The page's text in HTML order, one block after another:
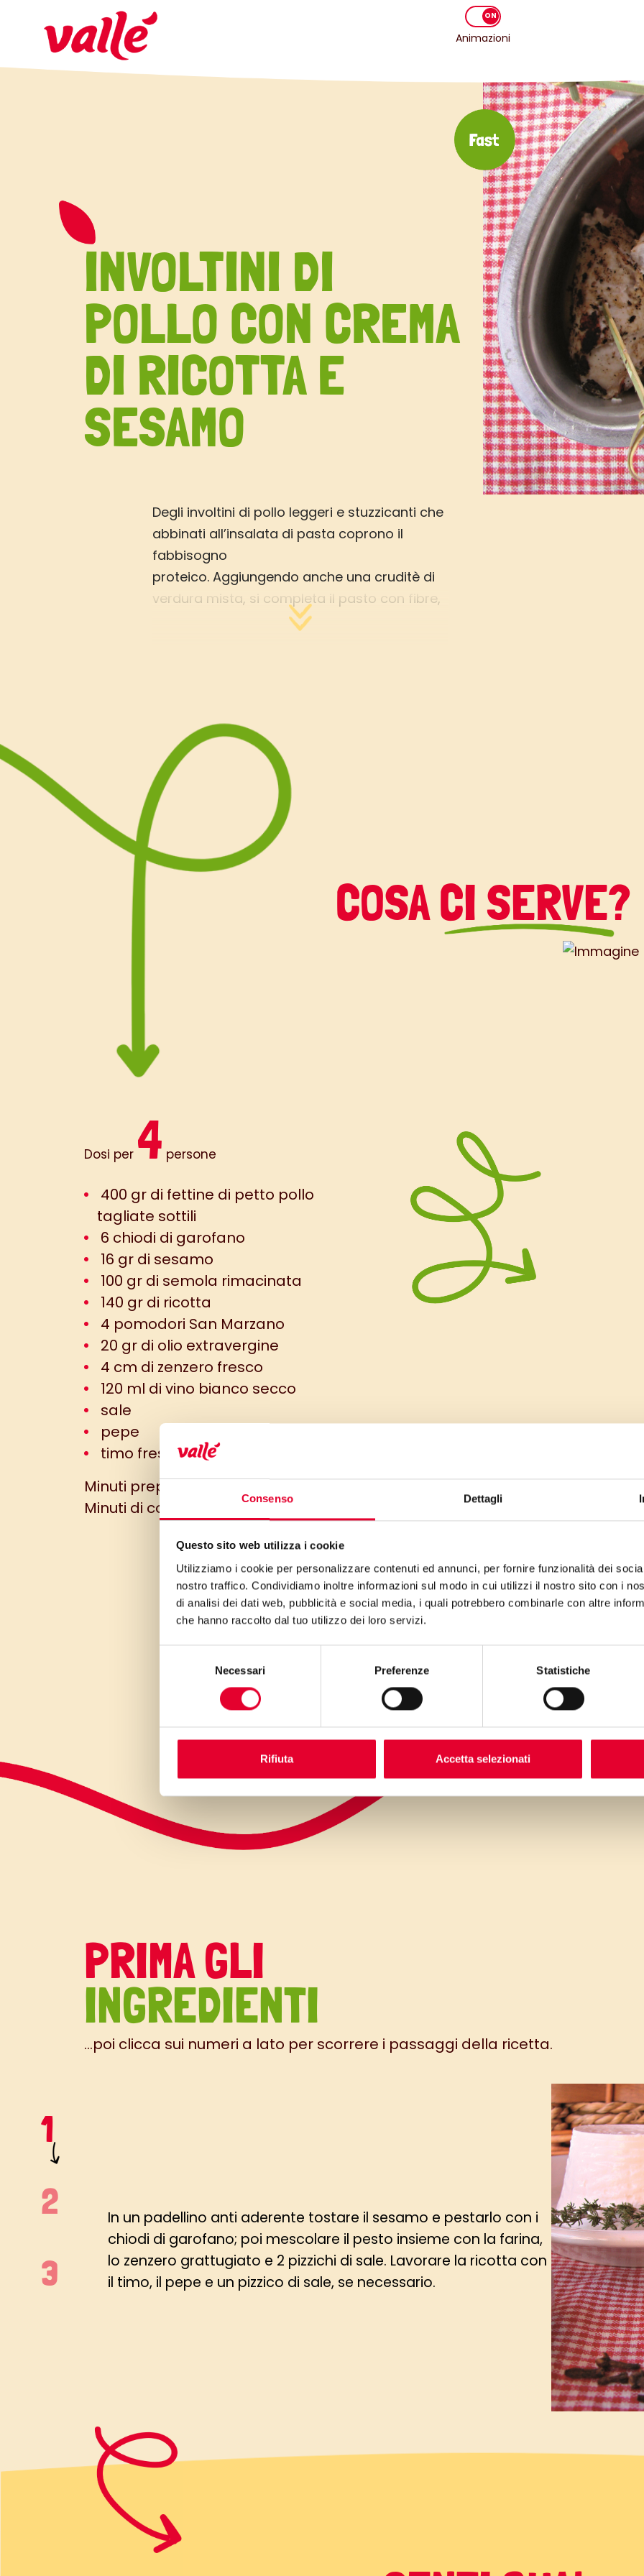
Consenso Dettagli
Questo sito web utilizza i cookie
Utilizziamo i cookie per personalizzare contenuti ed annunci, per fornire funzionalità dei
nostro traffico. Condividiamo inoltre informazioni sul modo in cui utilizzi il nostro sito con i
di analisi dei dati web, pubblicità e social media, i quali potrebbero combinarle con altre
che hanno raccolto dal tuo utilizzo dei loro servizi.
Necessari Preferenze Statistiche
Rifiuta Accetta selezionati
Animazioni
INVOLTINI DI
POLLO CON CREMA
DI RICOTTA E
SESAMO
Degli involtini di pollo leggeri e stuzzicanti che
abbinati all’insalata di pasta coprono il
fabbisogno
proteico. Aggiungendo anche una cruditè di
verdura mista, si completa il pasto con fibre,
sali minerali, vitamine ed acqua,
COSA CI SERVE?
Dosi per 4 persone
400 gr di fettine di petto pollo
tagliate sottili
6 chiodi di garofano
16 gr di sesamo
100 gr di semola rimacinata
140 gr di ricotta
4 pomodori San Marzano
20 gr di olio extravergine
4 cm di zenzero fresco
120 ml di vino bianco secco
sale
pepe
timo fresco
Minuti preparazione: 20 min
Minuti di cottura: 15 min
PRIMA GLI
INGREDIENTI
...poi clicca sui numeri a lato per scorrere i passaggi della ricetta.
In un padellino anti aderente tostare il sesamo e pestarlo con i
chiodi di garofano; poi mescolare il pesto insieme con la farina,
lo zenzero grattugiato e 2 pizzichi di sale. Lavorare la ricotta con
il timo, il pepe e un pizzico di sale, se necessario.
Su un tagliere stendere le fettine di pollo, spalmarle con il mix di
farina e suddividere il ripieno di ricotta; arrotolare le fette